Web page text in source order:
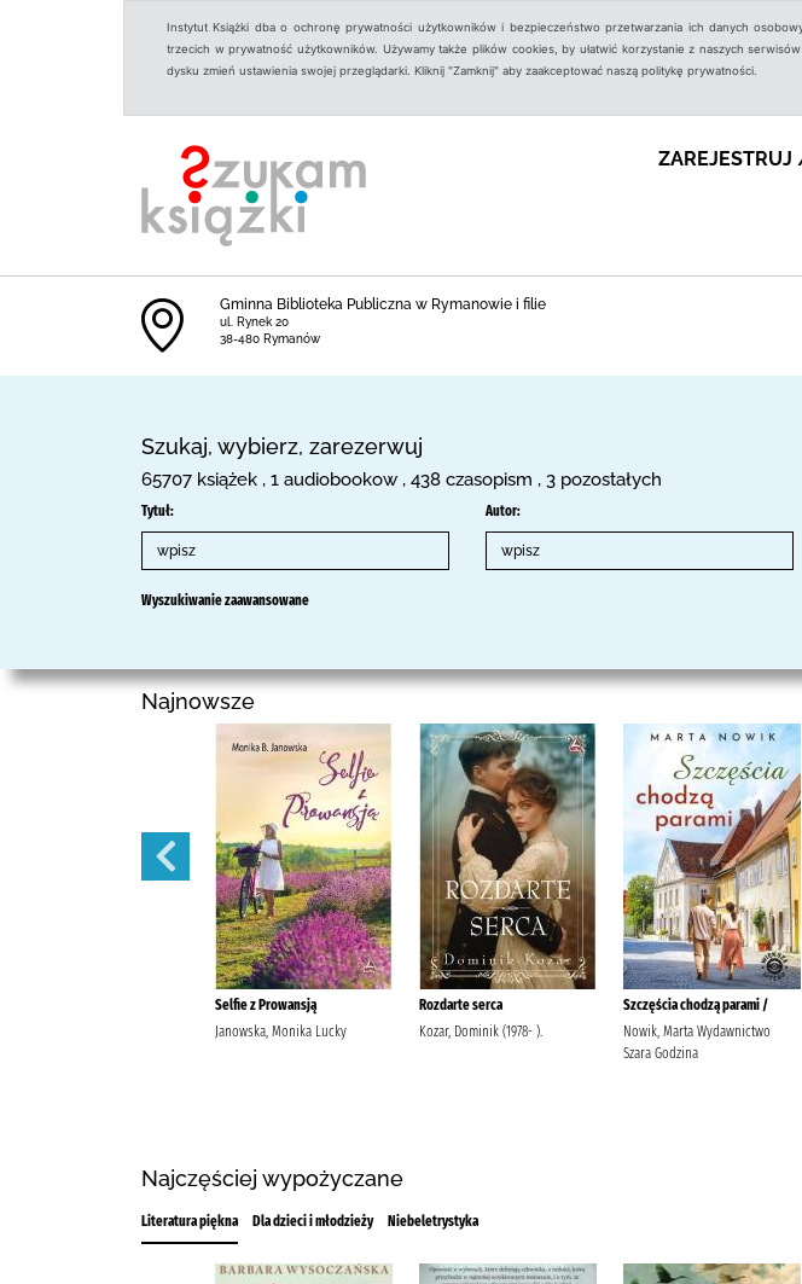
Instytut Książki dba o ochronę prywatności użytkowników i bezpieczeństwo przetwarzania ich danych
trzecich w prywatność użytkowników. Używamy także plików cookies, by ułatwić korzystanie z naszych
dysku zmień ustawienia swojej przeglądarki. Kliknij "Zamknij" aby zaakceptować naszą politykę prywatności.
Gminna Biblioteka Publiczna w Rymanowie i filie
ul. Rynek 20
38-480 Rymanów
Szukaj, wybierz, zarezerwuj
65707 książek , 1 audiobookow , 438 czasopism , 3 pozostałych
Tytuł: Autor:
Wyszukiwanie zaawansowane
Najnowsze
Selfie z Prowansją
Janowska, Monika Lucky
Rozdarte serca
Kozar, Dominik (1978- ).
Szczęścia chodzą parami /
Nowik, Marta Wydawnictwo
Szara Godzina
Najczęściej wypożyczane
Literatura piękna Dla dzieci i młodzieży Niebeletrystyka